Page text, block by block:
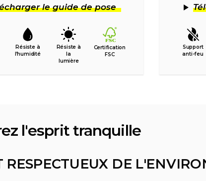
le guide de pose
Résiste à
l’humidité
Résiste à
la
lumière
Certification
FSC
Support
anti-feu
l'esprit tranquille
RESPECTUEUX DE